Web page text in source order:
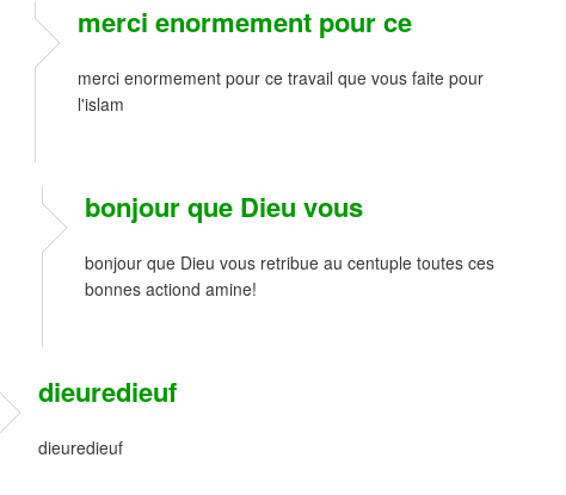
merci enormement pour ce
merci enormement pour ce travail que vous faite pour
l'islam
bonjour que Dieu vous
bonjour que Dieu vous retribue au centuple toutes ces
bonnes actiond amine!
dieuredieuf
dieuredieuf